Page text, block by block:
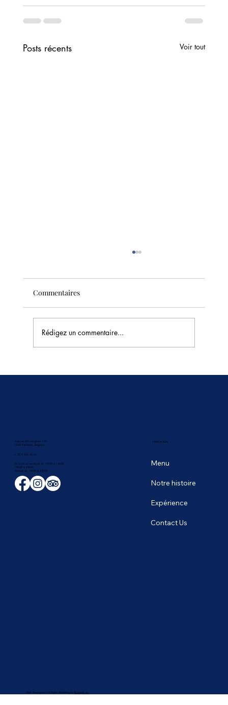
Posts récents Voir tout
Commentaires
Rédigez un commentaire...
Avenue d'Auderghem 135,
1040 Etterbeek, Belgique
+ 32 2 649 43 66
Du lundi au vendredi de 12h00 à 14h00
19h00 à 22h30
​Samedi de 19h00 à 23h00
Menu
Notre histoire
Expérience
Contact Us
NAVIGATION
Web Development & Digital Marketing byBrangels.co